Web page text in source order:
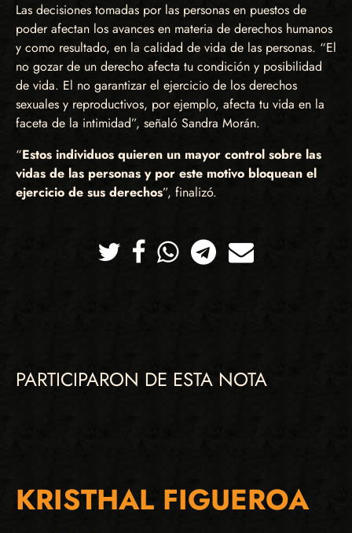
Las decisiones tomadas por las personas en puestos de
poder afectan los avances en materia de derechos humanos
y como resultado, en la calidad de vida de las personas. “El
no gozar de un derecho afecta tu condición y posibilidad
de vida. El no garantizar el ejercicio de los derechos
sexuales y reproductivos, por ejemplo, afecta tu vida en la
faceta de la intimidad”, señaló Sandra Morán.
“Estos individuos quieren un mayor control sobre las
vidas de las personas y por este motivo bloquean el
ejercicio de sus derechos”, finalizó.
TwitterFacebookWhatsappTelegramCorreo
PARTICIPARON DE ESTA NOTA
KRISTHAL FIGUEROA